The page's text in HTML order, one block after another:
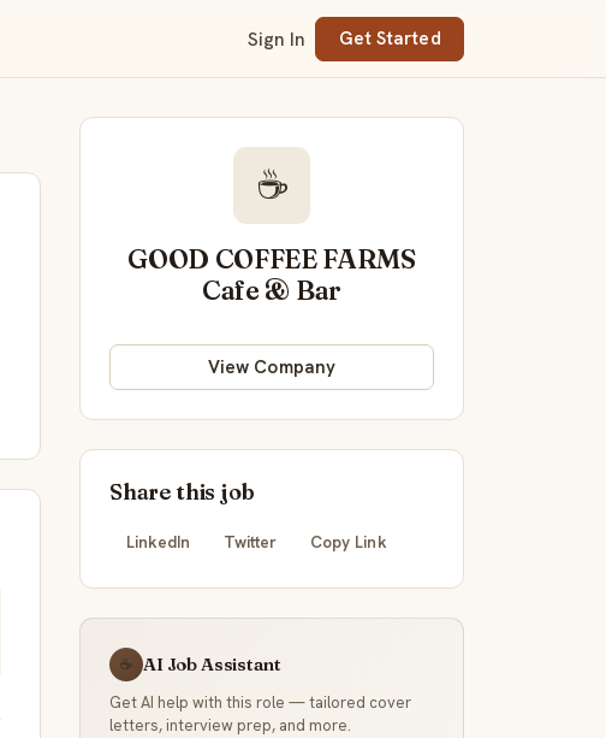
Sign In Get Started
☕
GOOD COFFEE FARMS
Cafe & Bar
View Company
Share this job
LinkedIn Twitter Copy Link
☕ AI Job Assistant
Get AI help with this role — tailored cover
letters, interview prep, and more.